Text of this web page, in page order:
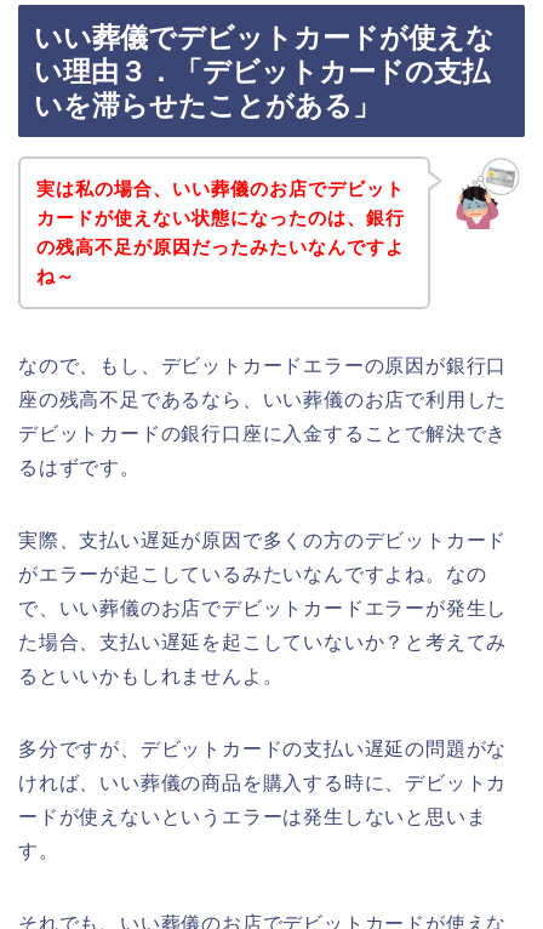
いい葬儀でデビットカードが使えな
い理由３．「デビットカードの支払
いを滞らせたことがある」
実は私の場合、いい葬儀のお店でデビット
カードが使えない状態になったのは、銀行
の残高不足が原因だったみたいなんですよ
ね～
なので、もし、デビットカードエラーの原因が銀行口
座の残高不足であるなら、いい葬儀のお店で利用した
デビットカードの銀行口座に入金することで解決でき
るはずです。
実際、支払い遅延が原因で多くの方のデビットカード
がエラーが起こしているみたいなんですよね。なの
で、いい葬儀のお店でデビットカードエラーが発生し
た場合、支払い遅延を起こしていないか？と考えてみ
るといいかもしれませんよ。
多分ですが、デビットカードの支払い遅延の問題がな
ければ、いい葬儀の商品を購入する時に、デビットカ
ードが使えないというエラーは発生しないと思いま
す。
それでも、いい葬儀のお店でデビットカードが使えな